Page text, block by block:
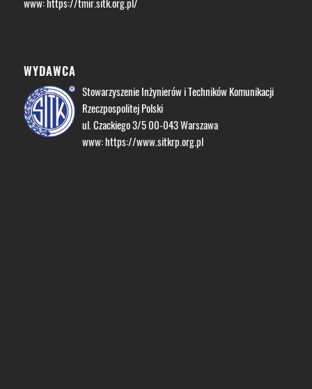
WYDAWCA
Stowarzyszenie Inżynierów i Techników Komunikacji
Rzeczpospolitej Polski
ul. Czackiego 3/5 00-043 Warszawa
www:https://www.sitkrp.org.pl